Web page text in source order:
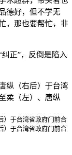
德好，但不学无
，那也要帮忙，非
正”，反倒是陷入
）于台湾省政府门前合
）于台湾省政府门前合